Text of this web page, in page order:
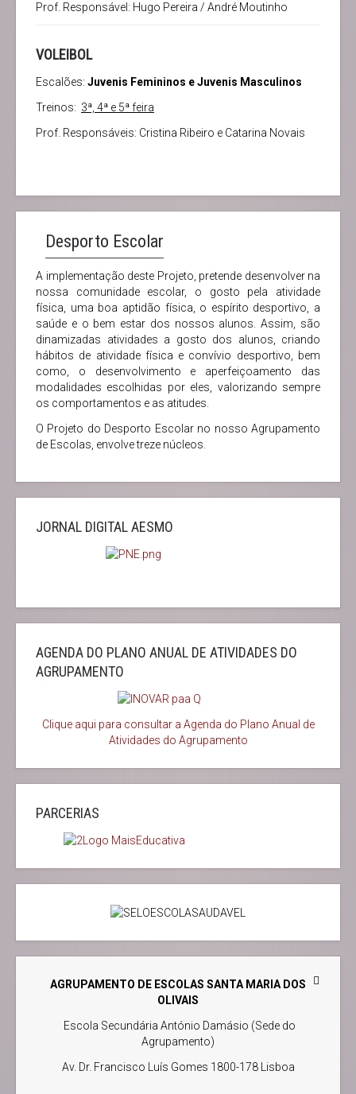
Prof. Responsável: Hugo Pereira / André Moutinho
VOLEIBOL
Escalões: Juvenis Femininos e Juvenis Masculinos
Treinos: 3ª, 4ª e 5ª feira
Prof. Responsáveis: Cristina Ribeiro e Catarina Novais
Desporto Escolar
A implementação deste Projeto, pretende desenvolver na
nossa comunidade escolar, o gosto pela atividade
física, uma boa aptidão física, o espírito desportivo, a
saúde e o bem estar dos nossos alunos. Assim, são
dinamizadas atividades a gosto dos alunos, criando
hábitos de atividade física e convívio desportivo, bem
como, o desenvolvimento e aperfeiçoamento das
modalidades escolhidas por eles, valorizando sempre
os comportamentos e as atitudes.
O Projeto do Desporto Escolar no nosso Agrupamento
de Escolas, envolve treze núcleos.
JORNAL DIGITAL AESMO
AGENDA DO PLANO ANUAL DE ATIVIDADES DO
AGRUPAMENTO
Clique aqui para consultar a Agenda do Plano Anual de
Atividades do Agrupamento
PARCERIAS
AGRUPAMENTO DE ESCOLAS SANTA MARIA DOS
OLIVAIS
Escola Secundária António Damásio (Sede do
Agrupamento)
Av. Dr. Francisco Luís Gomes 1800-178 Lisboa